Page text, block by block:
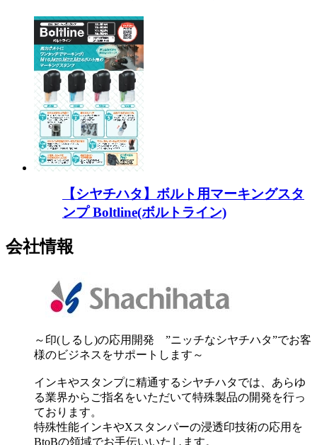
【シヤチハタ】ボルト用マーキングスタ
ンプ Boltline(ボルトライン)
会社情報
～印(しるし)の応用開発 ”ニッチなシヤチハタ”でお客
様のビジネスをサポートします～
インキやスタンプに精通するシヤチハタでは、あらゆ
る業界からご指名をいただいて特殊製品の開発を行っ
ております。
特殊性能インキやXスタンパーの浸透印技術の応用を
BtoBの領域でお手伝いいたします。